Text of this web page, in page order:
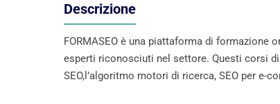
Descrizione
FORMASEO è una piattaforma di formazione
esperti riconosciuti nel settore. Questi corsi
SEO,l’algoritmo motori di ricerca, SEO per e-